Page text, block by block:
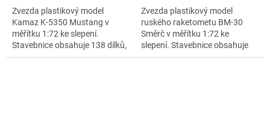
Zvezda plastikový model
Kamaz K-5350 Mustang v
měřítku 1:72 ke slepení.
Stavebnice obsahuje 138 dílků,
délka 110 mm.
Zvezda plastikový model
ruského raketometu BM-30
Směrč v měřítku 1:72 ke
slepení. Stavebnice obsahuje
335 dílků,...